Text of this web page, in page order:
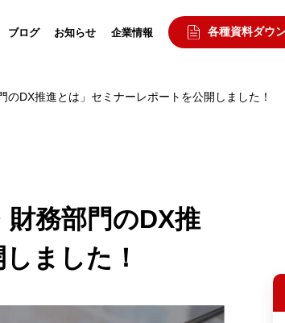
ブログ お知らせ 企業情報 各種資料ダウ
のDX推進とは」セミナーレポートを公開しました！
財務部門のDX推
ました！